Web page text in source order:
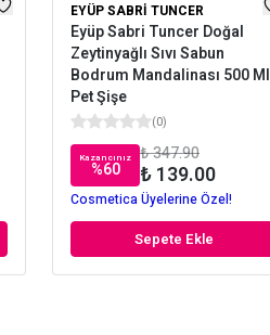
EYÜP SABRI TUNCER
Eyüp Sabri Tuncer Doğal
Zeytinyağlı Sıvı Sabun
Bodrum Mandalinası 500 Ml
Pet Şişe
(0)
Kazancınız
%60
₺ 347.90
₺ 139.00
Cosmetica Üyelerine Özel!
Sepete Ekle